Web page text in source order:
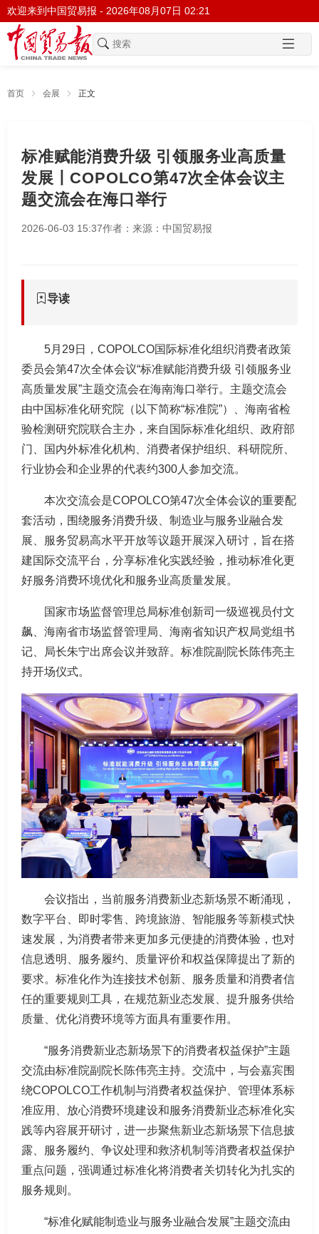
欢迎来到中国贸易报 - 2026年08月07日 02:21
首页 会展 正文
标准赋能消费升级 引领服务业高质量
发展丨COPOLCO第47次全体会议主
题交流会在海口举行
2026-06-03 15:37作者： 来源：中国贸易报
导读
5月29日，COPOLCO国际标准化组织消费者政策
委员会第47次全体会议“标准赋能消费升级 引领服务业
高质量发展”主题交流会在海南海口举行。主题交流会
由中国标准化研究院（以下简称“标准院”）、海南省检
验检测研究院联合主办，来自国际标准化组织、政府部
门、国内外标准化机构、消费者保护组织、科研院所、
行业协会和企业界的代表约300人参加交流。
本次交流会是COPOLCO第47次全体会议的重要配
套活动，围绕服务消费升级、制造业与服务业融合发
展、服务贸易高水平开放等议题开展深入研讨，旨在搭
建国际交流平台，分享标准化实践经验，推动标准化更
好服务消费环境优化和服务业高质量发展。
国家市场监督管理总局标准创新司一级巡视员付文
飙、海南省市场监督管理局、海南省知识产权局党组书
记、局长朱宁出席会议并致辞。标准院副院长陈伟亮主
持开场仪式。
会议指出，当前服务消费新业态新场景不断涌现，
数字平台、即时零售、跨境旅游、智能服务等新模式快
速发展，为消费者带来更加多元便捷的消费体验，也对
信息透明、服务履约、质量评价和权益保障提出了新的
要求。标准化作为连接技术创新、服务质量和消费者信
任的重要规则工具，在规范新业态发展、提升服务供给
质量、优化消费环境等方面具有重要作用。
“服务消费新业态新场景下的消费者权益保护”主题
交流由标准院副院长陈伟亮主持。交流中，与会嘉宾围
绕COPOLCO工作机制与消费者权益保护、管理体系标
准应用、放心消费环境建设和服务消费新业态标准化实
践等内容展开研讨，进一步聚焦新业态新场景下信息披
露、服务履约、争议处理和救济机制等消费者权益保护
重点问题，强调通过标准化将消费者关切转化为扎实的
服务规则。
“标准化赋能制造业与服务业融合发展”主题交流由